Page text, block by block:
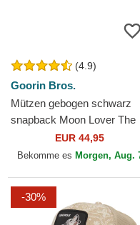
(4.9)
Goorin Bros.
Mützen gebogen schwarz
snapback Moon Lover The
Farm Goorin Bros.
EUR 44,95
Bekomme es Morgen, Aug.
-30%